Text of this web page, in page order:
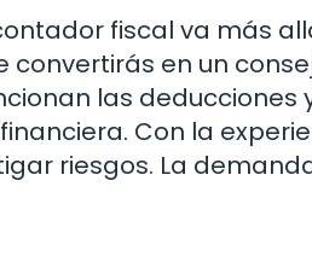
fiscal va más
convertirás en un
las deducciones
Con la
riesgos. La